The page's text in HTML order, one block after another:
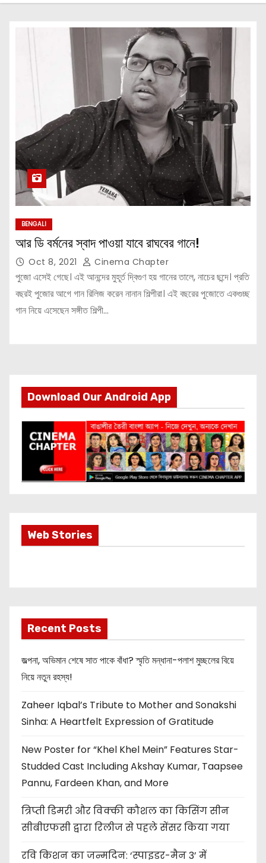
BENGALI
আর ডি বর্মনের স্বাদ পাওয়া যাবে রাঘবের গানে!
Oct 8, 2021 Cinema Chapter
পুজো এসেই গেছে। এই আনন্দের মুহূর্ত দ্বিগুণ হয় গানের তালে, নাচের ছন্দে। প্রতি
বছরই পুজোর আগে গান রিলিজ করেন নানান শিল্পীরা। এই বছরের পুজোতে একগুচ্ছ
গান নিয়ে এসেছেন সঙ্গীত শিল্পী…
Download Our Android App
Web StoriesMost Important
Info about
Recent Posts
জল্পনা, অভিমান শেষে সাত পাকে বাঁধা? স্মৃতি মন্ধানা-পলাশ মুচ্ছলের বিয়ে
নিয়ে নতুন রহস্য!
Zaheer Iqbal’s Tribute to Mother and Sonakshi
Sinha: A Heartfelt Expression of Gratitude
New Poster for “Khel Khel Mein” Features Star-
Studded Cast Including Akshay Kumar, Taapsee
Pannu, Fardeen Khan, and More
त्रिप्ती डिमरी और विक्की कौशल का किसिंग सीन
सीबीएफसी द्वारा रिलीज से पहले सेंसर किया गया
रवि किशन का जन्मदिन: ‘स्पाइडर-मैन 3’ में